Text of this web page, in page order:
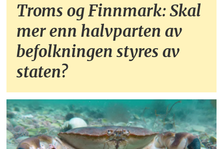
Troms og Finnmark: Skal
mer enn halvparten av
befolkningen styres av
staten?